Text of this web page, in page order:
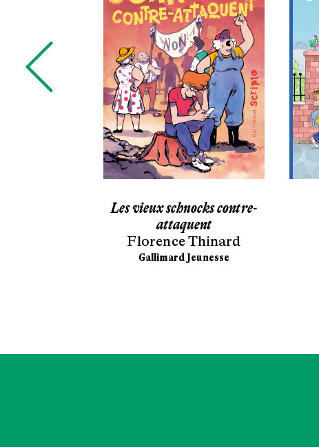
Les vieux schnocks contre-
attaquent
Florence Thinard
Gallimard Jeunesse